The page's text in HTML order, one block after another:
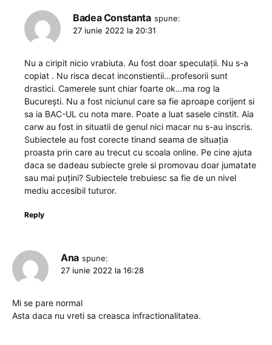
Badea Constanta spune:
27 iunie 2022 la 20:31
Nu a ciripit nicio vrabiuta. Au fost doar speculații. Nu s-a
copiat . Nu risca decat inconstientii…profesorii sunt
drastici. Camerele sunt chiar foarte ok…ma rog la
București. Nu a fost niciunul care sa fie aproape corijent si
sa ia BAC-UL cu nota mare. Poate a luat sasele cinstit. Aia
carw au fost in situatii de genul nici macar nu s-au inscris.
Subiectele au fost corecte tinand seama de situația
proasta prin care au trecut cu scoala online. Pe cine ajuta
daca se dadeau subiecte grele si promovau doar jumatate
sau mai puțini? Subiectele trebuiesc sa fie de un nivel
mediu accesibil tuturor.
Reply
Ana spune:
27 iunie 2022 la 16:28
Mi se pare normal
Asta daca nu vreti sa creasca infractionalitatea.